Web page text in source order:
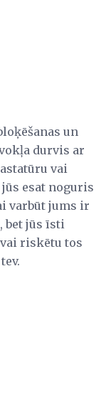
un
durvis ar
vai
esat noguris
varbūt jums ir
bet jūs īsti
riskētu tos